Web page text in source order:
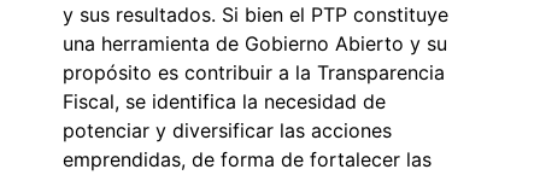
y sus resultados. Si bien el PTP constituye
una herramienta de Gobierno Abierto y su
propósito es contribuir a la Transparencia
Fiscal, se identifica la necesidad de
potenciar y diversificar las acciones
emprendidas, de forma de fortalecer las